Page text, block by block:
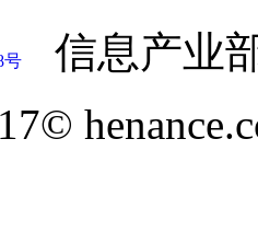
号
信息产业